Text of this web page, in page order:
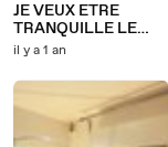
JE VEUX ETRE
TRANQUILLE LE
DIMANCHE !
il y a 1 an